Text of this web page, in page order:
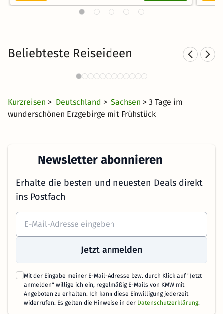
Beliebteste Reiseideen
Kurzurlaub in den Bergen
5377 Angebote
Kurzreisen > Deutschland > Sachsen > 3 Tage im
wunderschönen Erzgebirge mit Frühstück
Newsletter abonnieren
Erhalte die besten und neuesten Deals direkt
ins Postfach
Jetzt anmelden
Mit der Eingabe meiner E-Mail-Adresse bzw. durch Klick auf "Jetzt
anmelden" willige ich ein, regelmäßig E-Mails von KMW mit
Angeboten zu erhalten. Ich kann diese Einwilligung jederzeit
widerrufen. Es gelten die Hinweise in der Datenschutzerklärung.